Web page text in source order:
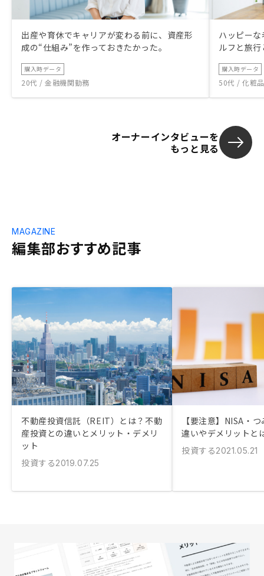
出産や育休でキャリアが変わる前に、資産形
成の“仕組み”を作っておきたかった。
購入時データ
20代 / 金融機関勤務
ハッピー
ルフと旅
購入時データ
50代 / 化粧
オーナーインタビューを
もっと見る
編集部おすすめ記事
MAGAZINE
不動産投資信託（REIT）とは？不動
産投資との違いとメリット・デメリ
ット
投資する2019.07.25
【要注意】NISA・
違いやデメリットと
投資する2021.05.21